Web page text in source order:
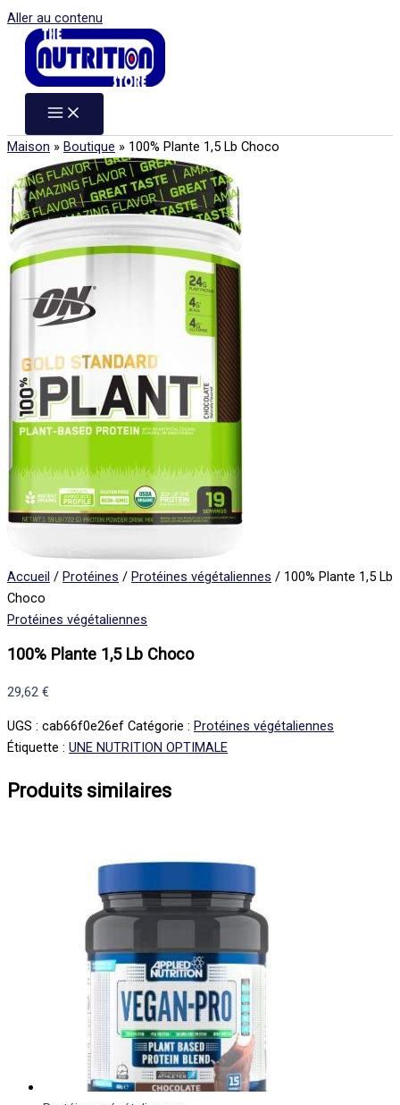
Aller au contenu
Maison » Boutique » 100% Plante 1,5 Lb Choco
Accueil / Protéines / Protéines végétaliennes / 100% Plante 1,5 Lb
Choco
Protéines végétaliennes
100% Plante 1,5 Lb Choco
29,62 €
UGS : cab66f0e26ef Catégorie : Protéines végétaliennes
Étiquette : UNE NUTRITION OPTIMALE
Produits similaires